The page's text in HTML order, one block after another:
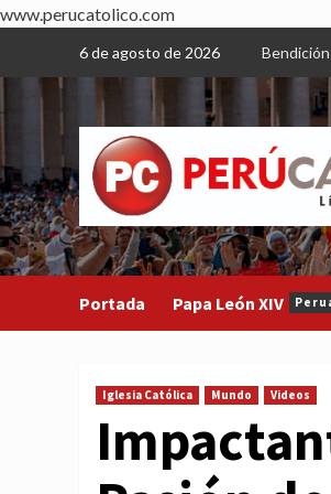
www.perucatolico.com
content
6 de agosto de 2026
Portada Papa León XIV
Iglesia Católica Mundo Videos